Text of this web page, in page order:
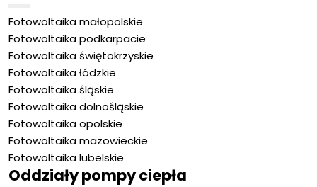
Fotowoltaika małopolskie
Fotowoltaika podkarpacie
Fotowoltaika świętokrzyskie
Fotowoltaika łódzkie
Fotowoltaika śląskie
Fotowoltaika dolnośląskie
Fotowoltaika opolskie
Fotowoltaika mazowieckie
Fotowoltaika lubelskie
Oddziały pompy ciepła